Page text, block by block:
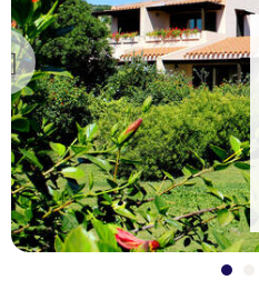
Previous